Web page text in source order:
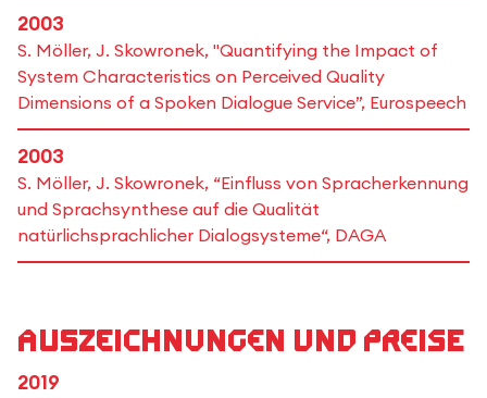
2003
S. Möller, J. Skowronek, "Quantifying the Impact of
System Characteristics on Perceived Quality
Dimensions of a Spoken Dialogue Service”, Eurospeech
2003
S. Möller, J. Skowronek, “Einfluss von Spracherkennung
und Sprachsynthese auf die Qualität
natürlichsprachlicher Dialogsysteme“, DAGA
Auszeichnungen und Preise
2019